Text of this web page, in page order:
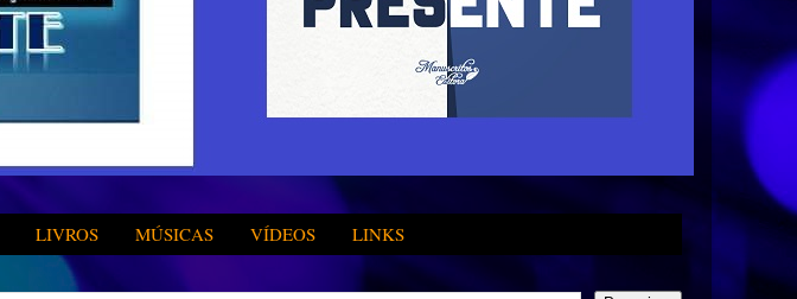
LIVROS MÚSICAS VÍDEOS LINKS